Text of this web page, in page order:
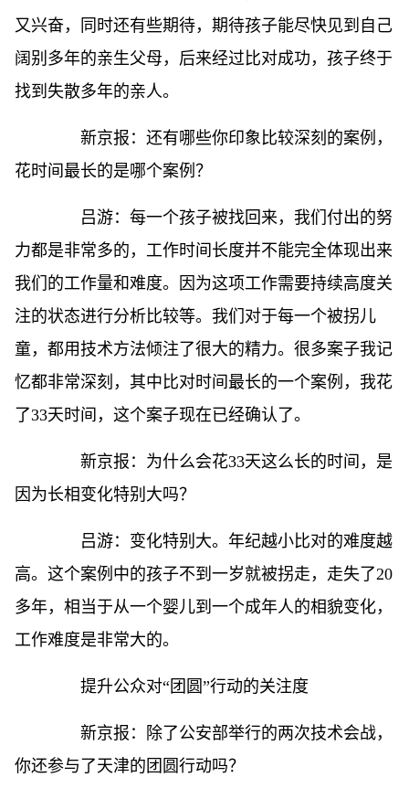
又兴奋，同时还有些期待，期待孩子能尽快见到自己
阔别多年的亲生父母，后来经过比对成功，孩子终于
找到失散多年的亲人。
新京报：还有哪些你印象比较深刻的案例，
花时间最长的是哪个案例？
吕游：每一个孩子被找回来，我们付出的努
力都是非常多的，工作时间长度并不能完全体现出来
我们的工作量和难度。因为这项工作需要持续高度关
注的状态进行分析比较等。我们对于每一个被拐儿
童，都用技术方法倾注了很大的精力。很多案子我记
忆都非常深刻，其中比对时间最长的一个案例，我花
了33天时间，这个案子现在已经确认了。
新京报：为什么会花33天这么长的时间，是
因为长相变化特别大吗？
吕游：变化特别大。年纪越小比对的难度越
高。这个案例中的孩子不到一岁就被拐走，走失了20
多年，相当于从一个婴儿到一个成年人的相貌变化，
工作难度是非常大的。
提升公众对“团圆”行动的关注度
新京报：除了公安部举行的两次技术会战，
你还参与了天津的团圆行动吗？